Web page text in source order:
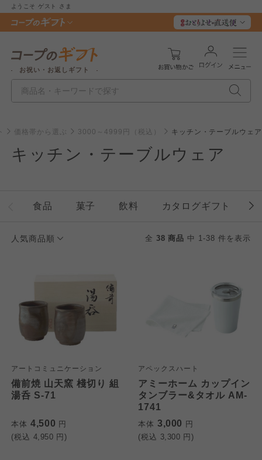
ようこそ ゲスト さま
お祝い・お返しギフト
価格帯から選ぶ 3000～4999円（税込） キッチン・テーブルウェア
キッチン・テーブルウェア
食品 菓子 飲料 カタログギフト
人気商品順 全 38 商品 中 1-38 件を表示
アートコミュニケーション
備前焼 山天窯 棧切り 組
湯呑 S-71
本体 4,500 円
(税込 4,950 円)
アペックスハート
アミーホーム カップイン
タンブラー&タオル AM-
1741
本体 3,000 円
(税込 3,300 円)